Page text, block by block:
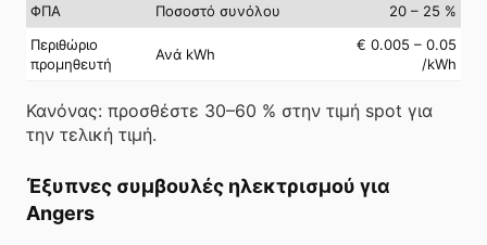
ΦΠΑ
Ποσοστό συνόλου
20 – 25 %
Περιθώριο
προμηθευτή
Ανά kWh
€ 0.005 – 0.05
/kWh
Κανόνας: προσθέστε 30–60 % στην τιμή spot για
την τελική τιμή.
Έξυπνες συμβουλές ηλεκτρισμού για
Angers